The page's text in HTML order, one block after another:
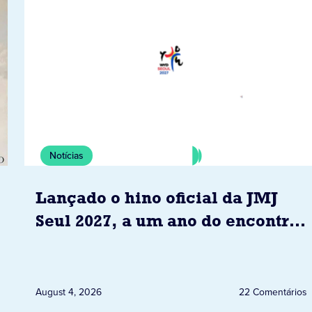
Notícias
Lançado o hino oficial da JMJ
Seul 2027, a um ano do encontro
August 4, 2026 22 Comentários